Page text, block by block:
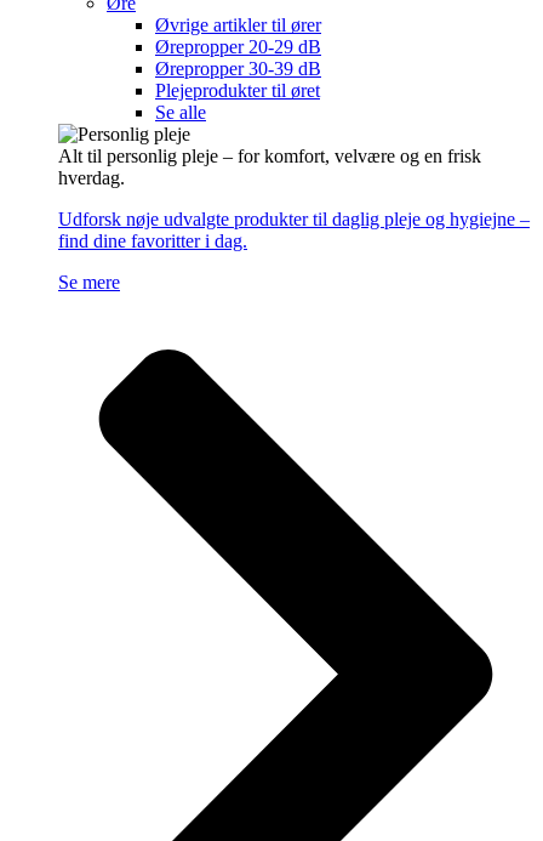
Øvrige artikler til ører
Ørepropper 20-29 dB
Ørepropper 30-39 dB
Plejeprodukter til øret
Se alle
Alt til personlig pleje – for komfort, velvære og en frisk
hverdag.
Udforsk nøje udvalgte produkter til daglig pleje og hygiejne –
find dine favoritter i dag.
Se mere